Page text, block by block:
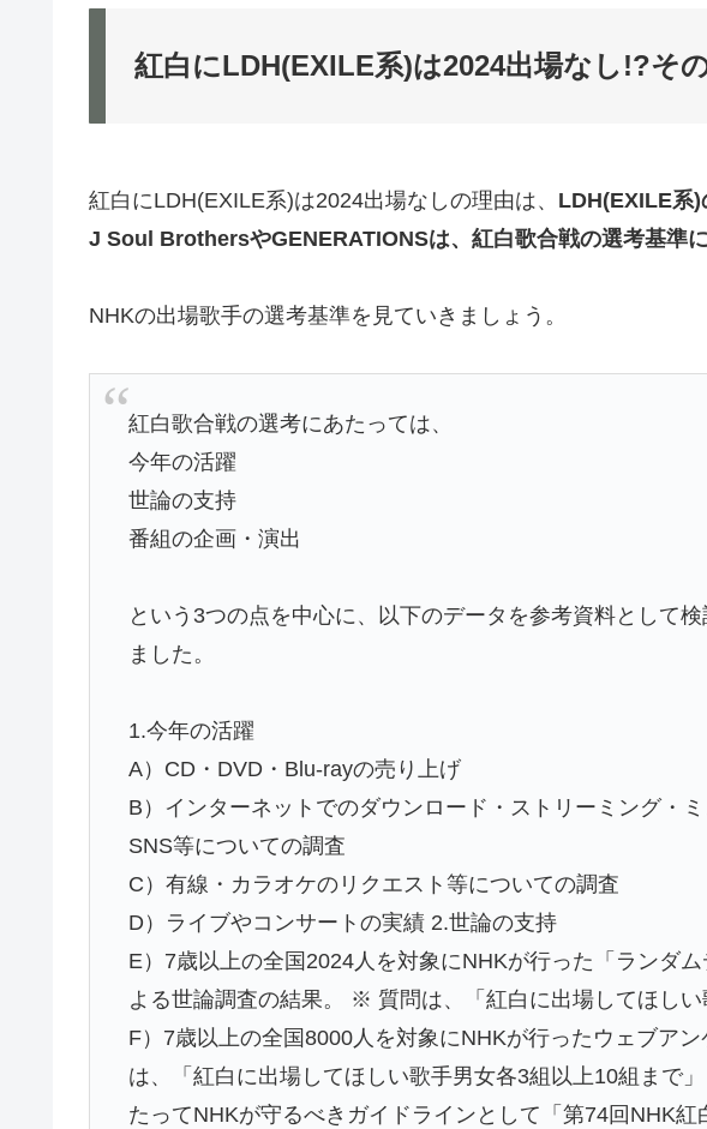
紅白にLDH(EXILE系)は2024出場なし!?そ
紅白にLDH(EXILE系)は2024出場なしの理由は、 LDH(EXILE系)
J Soul BrothersやGENERATIONSは、紅白歌合戦の選考基準
NHKの出場歌手の選考基準を見ていきましょう。
紅白歌合戦の選考にあたっては、
今年の活躍
世論の支持
番組の企画・演出
という3つの点を中心に、以下のデータを参考資料として
ました。
1.今年の活躍
A）CD・DVD・Blu-rayの売り上げ
B）インターネットでのダウンロード・ストリーミング・
SNS等についての調査
C）有線・カラオケのリクエスト等についての調査
D）ライブやコンサートの実績 2.世論の支持
E）7歳以上の全国2024人を対象にNHKが行った「ランダ
よる世論調査の結果。 ※ 質問は、「紅白に出場してほしい
F）7歳以上の全国8000人を対象にNHKが行ったウェブア
は、「紅白に出場してほしい歌手男女各3組以上10組まで
たってNHKが守るべきガイドラインとして「第74回NHK